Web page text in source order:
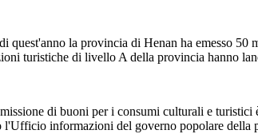
quest'anno la provincia di Henan ha emesso
turistiche di livello A della provincia hanno
di buoni per i consumi culturali e
l'Ufficio informazioni del governo popolare